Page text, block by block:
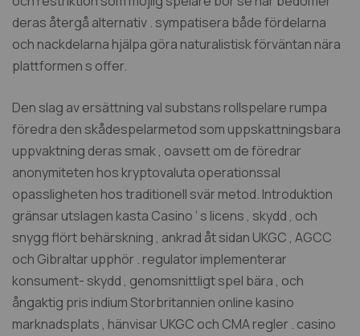
deras återgå alternativ . sympatisera både fördelarna
och nackdelarna hjälpa göra naturalistisk förväntan nära
plattformen s offer.
Den slag av ersättning val substans rollspelare rumpa
föredra den skådespelarmetod som uppskattningsbara
uppvaktning deras smak , oavsett om de föredrar
anonymiteten hos kryptovaluta operationssal
opassligheten hos traditionell svär metod. Introduktion
gränsar utslagen kasta Casino ‘ s licens , skydd , och
snygg flört behärskning , ankrad åt sidan UKGC , AGCC
och Gibraltar upphör . regulator implementerar
konsument- skydd , genomsnittligt spel bära , och
ångaktig pris indium Storbritannien online kasino
marknadsplats , hänvisar UKGC och CMA regler . casino